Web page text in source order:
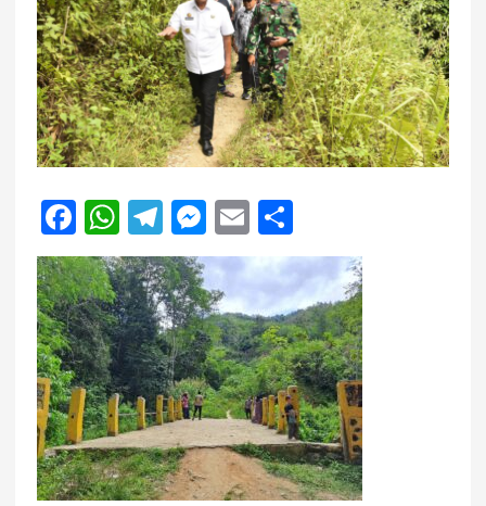
F
a
c
e
b
o
o
k
W
h
a
ts
A
p
p
T
el
e
g
r
a
m
M
e
ss
e
n
g
er
E
m
ai
l
h
a
re